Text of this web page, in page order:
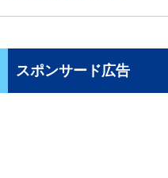
スポンサード広告